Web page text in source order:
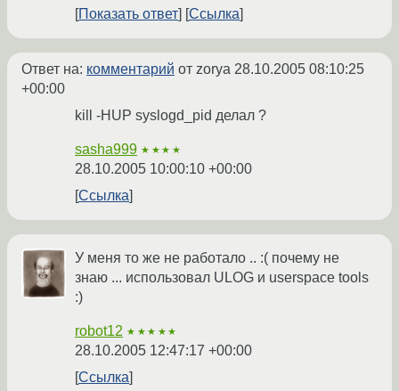
Показать ответ Ссылка
Ответ на: комментарий от zorya 28.10.2005 08:10:25
+00:00
kill -HUP syslogd_pid делал ?
sasha999 ★★★★
28.10.2005 10:00:10 +00:00
Ссылка
У меня то же не работало .. :( почему не
знаю ... использовал ULOG и userspace tools
:)
robot12 ★★★★★
28.10.2005 12:47:17 +00:00
Ссылка